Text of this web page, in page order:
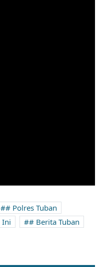
# Polres Tuban
Ini
# Berita Tuban